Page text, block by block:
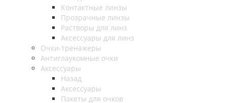
Контактные линзы
Прозрачные линзы
Растворы для линз
Аксессуары для линз
Очки-тренажеры
Антиглаукомные очки
Аксессуары
Назад
Аксессуары
Пакеты для очков